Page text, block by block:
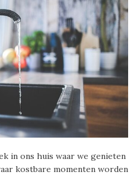
in ons huis waar we genieten
kostbare momenten worden